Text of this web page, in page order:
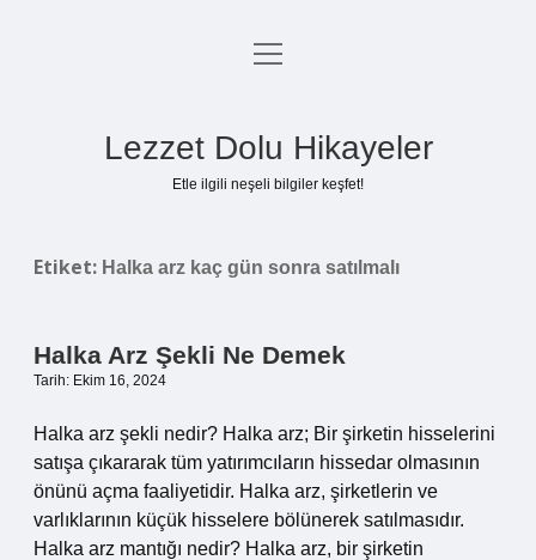
Anasayfa
menüyü
Lezzet Dolu Hikayeler
Etle ilgili neşeli bilgiler keşfet!
Etiket: Halka arz kaç gün sonra satılmalı
Halka Arz Şekli Ne Demek
Tarih: Ekim 16, 2024
Halka arz şekli nedir? Halka arz; Bir şirketin hisselerini
satışa çıkararak tüm yatırımcıların hissedar olmasının
önünü açma faaliyetidir. Halka arz, şirketlerin ve
varlıklarının küçük hisselere bölünerek satılmasıdır.
Halka arz mantığı nedir? Halka arz, bir şirketin